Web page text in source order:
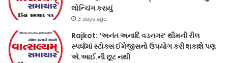
લોન્ચિંગ કરાયું
3 days ago
Rajkot: ‘અનંત અનાદિ વડનગર’ થીમની રીલ
સ્પર્ધામાં સ્ટોક્સ ઈમેજીસનો ઉપયોગ કરી શકાશે પણ
એ.આઈ.ની છૂટ નથી